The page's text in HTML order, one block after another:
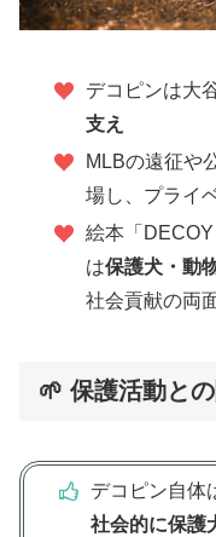
デコピンは大
支え
MLBの遠征や
場し、プライ
絵本「
は保護犬・動
社会貢献の両
🌱 保護活動と
デコピン自体
社会的に保護